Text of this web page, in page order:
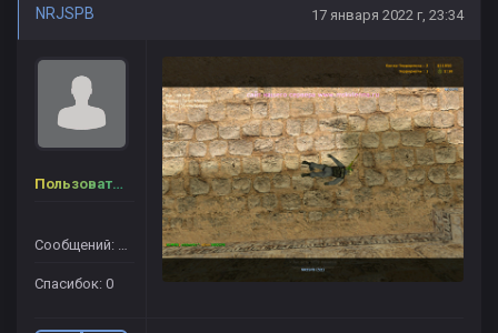
NRJSPB 17 января 2022 г, 23:34
Пользователь
Сообщений: 12
Спасибок: 0